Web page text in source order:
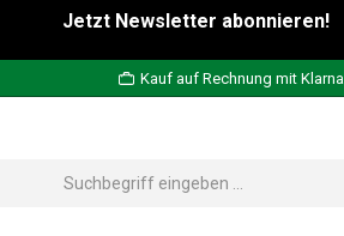
Jetzt Newsletter abonnieren!
Kauf auf Rechnung mit Klarna